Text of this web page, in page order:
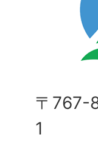
〒767-
1